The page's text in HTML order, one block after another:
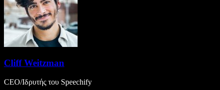
Cliff Weitzman
CEO/Ιδρυτής του Speechify